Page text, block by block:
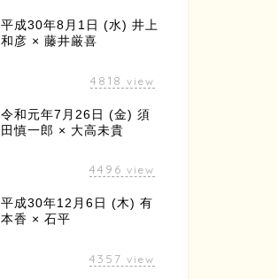
平成30年8月1日 (水) 井上
和彦 × 藤井厳喜
4818 view
令和元年7月26日 (金) 須
田慎一郎 × 大高未貴
4496 view
平成30年12月6日 (木) 有
本香 × 石平
4357 view